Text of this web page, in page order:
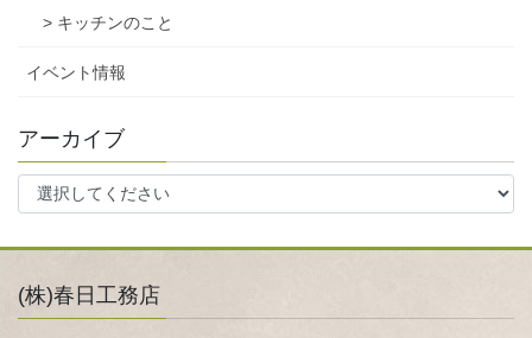
> キッチンのこと
イベント情報
アーカイブ
(株)春日工務店